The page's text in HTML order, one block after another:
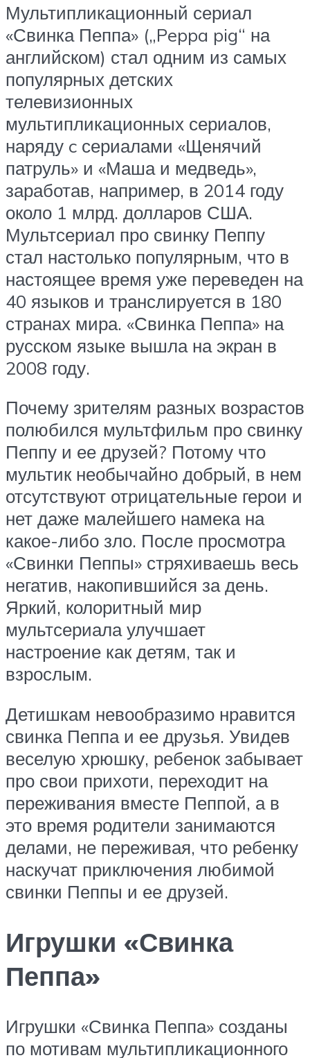
Мультипликационный сериал
«Свинка Пеппа» („Peppa pig“ на
английском) стал одним из самых
популярных детских
телевизионных
мультипликационных сериалов,
наряду c сериалами «Щенячий
патруль» и «Маша и медведь»,
заработав, например, в 2014 году
около 1 млрд. долларов США.
Мультсериал про свинку Пеппу
стал настолько популярным, что в
настоящее время уже переведен на
40 языков и транслируется в 180
странах мира. «Свинка Пеппа» на
русском языке вышла на экран в
2008 году.
Почему зрителям разных возрастов
полюбился мультфильм про свинку
Пеппу и ее друзей? Потому что
мультик необычайно добрый, в нем
отсутствуют отрицательные герои и
нет даже малейшего намека на
какое-либо зло. После просмотра
«Свинки Пеппы» стряхиваешь весь
негатив, накопившийся за день.
Яркий, колоритный мир
мультсериала улучшает
настроение как детям, так и
взрослым.
Детишкам невообразимо нравится
свинка Пеппа и ее друзья. Увидев
веселую хрюшку, ребенок забывает
про свои прихоти, переходит на
переживания вместе Пеппой, а в
это время родители занимаются
делами, не переживая, что ребенку
наскучат приключения любимой
свинки Пеппы и ее друзей.
Игрушки «Свинка
Пеппа»
Игрушки «Свинка Пеппа» созданы
по мотивам мультипликационного